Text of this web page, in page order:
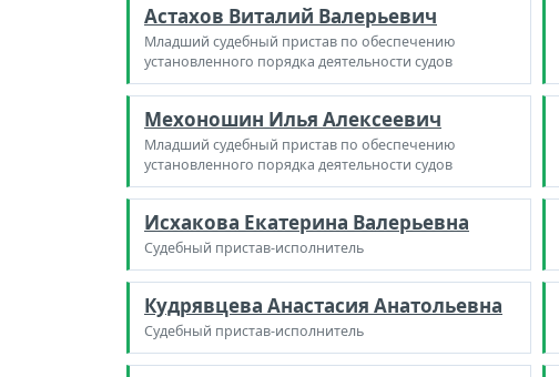
Астахов Виталий Валерьевич
Младший судебный пристав по обеспечению
установленного порядка деятельности судов
Мехоношин Илья Алексеевич
Младший судебный пристав по обеспечению
установленного порядка деятельности судов
Исхакова Екатерина Валерьевна
Судебный пристав-исполнитель
Кудрявцева Анастасия Анатольевна
Судебный пристав-исполнитель